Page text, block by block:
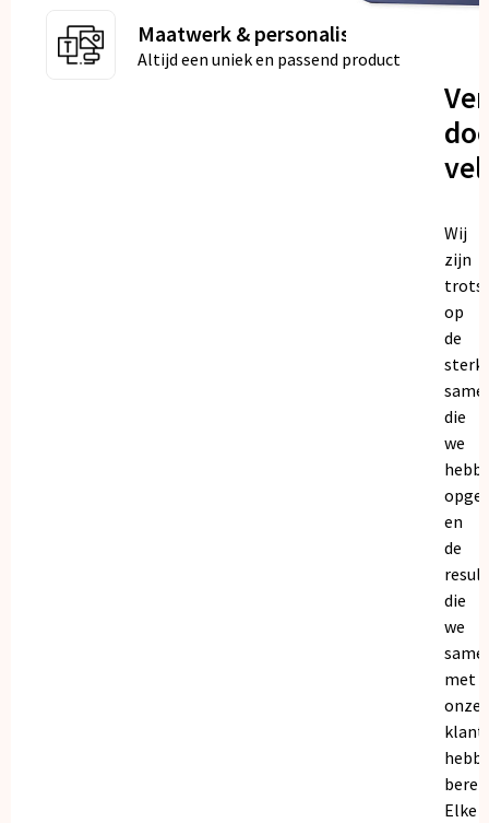
Maatwerk & personalisatie
Altijd een uniek en passend product
Wij
zijn
trots
op
de
die
we
en
de
die
we
met
onze
Elke